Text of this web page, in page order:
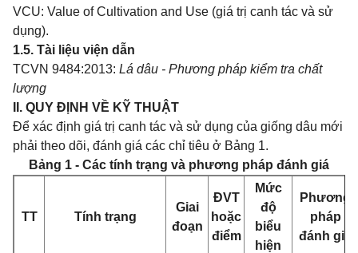
VCU: Value of Cultivation and Use (giá trị canh tác và sử
dụng).
1.5. Tài liệu viện dẫn
TCVN 9484:2013: Lá dâu - Phương pháp kiểm tra chất
lượng
II. QUY ĐỊNH VỀ KỸ THUẬT
Để xác định giá trị canh tác và sử dụng của giống dâu mới
phải theo dõi, đánh giá các chỉ tiêu ở Bảng 1.
Bảng 1 - Các tính trạng và phương pháp đánh giá
TT Tính trạng
Giai
đoạn
ĐVT
hoặc
điểm
Mức
độ
biểu
hiện
Phương
pháp
đánh giá